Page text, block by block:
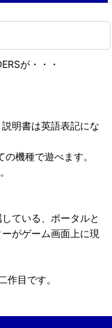
が・・・
明書は英語表記にな
機種で遊べます。
ている、ポータルと
がゲーム画面上に現
目です。